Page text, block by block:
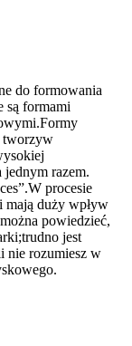
do formowania
są formami
tworzyw
jednym razem.
procesie
duży wpływ
powiedzieć,
jest
nie rozumiesz w